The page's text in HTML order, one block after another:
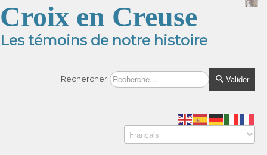
Croix en Creuse
Les témoins de notre histoire
Rechercher Valider